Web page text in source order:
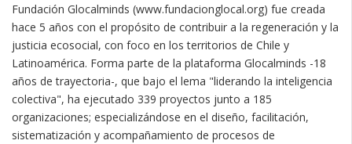
Fundación Glocalminds (www.fundacionglocal.org) fue creada
hace 5 años con el propósito de contribuir a la regeneración y la
justicia ecosocial, con foco en los territorios de Chile y
Latinoamérica. Forma parte de la plataforma Glocalminds -18
años de trayectoria-, que bajo el lema "liderando la inteligencia
colectiva", ha ejecutado 339 proyectos junto a 185
organizaciones; especializándose en el diseño, facilitación,
sistematización y acompañamiento de procesos de